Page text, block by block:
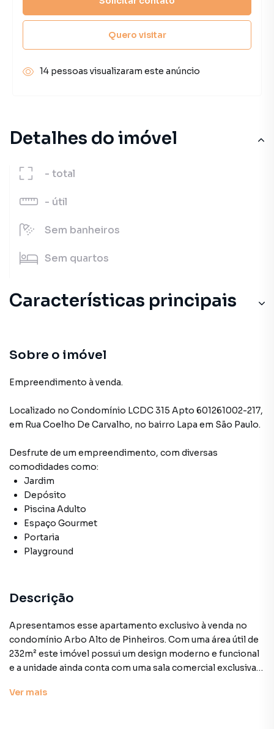
Detalhes do imóvel
- total
- útil
Sem banheiros
Sem quartos
Características principais
Sobre o imóvel
Empreendimento à venda.
Localizado no Condomínio LCDC 315 Apto 601261002-217,
em Rua Coelho De Carvalho, no bairro Lapa em São Paulo.
Desfrute de um empreendimento, com diversas
comodidades como:
Jardim
Depósito
Piscina Adulto
Espaço Gourmet
Portaria
Playground
Descrição
Apresentamos esse apartamento exclusivo à venda no
condomínio Arbo Alto de Pinheiros. Com uma área útil de
232m² este imóvel possui um design moderno e funcional
e a unidade ainda conta com uma sala comercial exclusiva
dedicado ao serviço que proporciona maior comodidade e
Ver mais
Quero visitar
14 pessoas visualizaram este anúncio